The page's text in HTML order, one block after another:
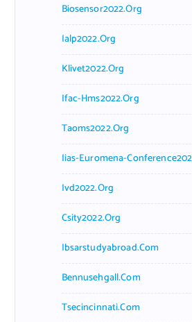
Biosensor2022.org
Ialp2022.org
Klivet2022.org
Ifac-Hms2022.org
Taoms2022.org
Iias-Euromena-
Ivd2022.org
Csity2022.org
Ibsarstudyabroad.com
Bennusehgall.com
Tsecincinnati.com